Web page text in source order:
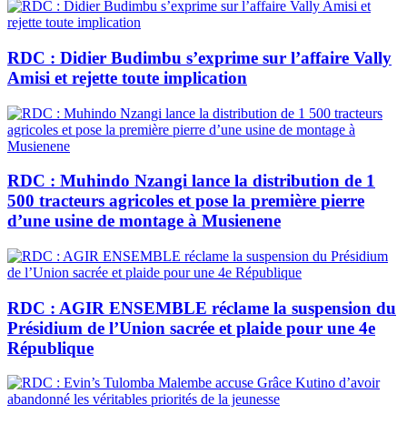
RDC : Didier Budimbu s’exprime sur l’affaire Vally
Amisi et rejette toute implication
RDC : Muhindo Nzangi lance la distribution de 1
500 tracteurs agricoles et pose la première pierre
d’une usine de montage à Musienene
RDC : AGIR ENSEMBLE réclame la suspension du
Présidium de l’Union sacrée et plaide pour une 4e
République